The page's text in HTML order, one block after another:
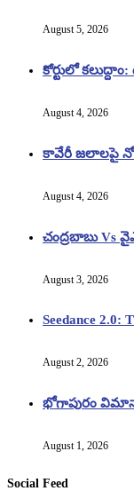
August 5, 2026
కోర్టులో
August 4, 2026
కావేరీ జలాలపై
August 4, 2026
చంద్రబాబు Vs
August 3, 2026
Seedance 2.0:
August 2, 2026
భోగాపురం
August 1, 2026
Social Feed